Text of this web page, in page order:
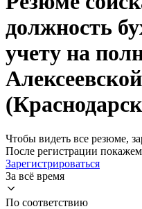
должность
учету на
Алексеевской
Чтобы видеть все резюме,
После регистрации
Зарегистрироваться
За всё время
По соответствию